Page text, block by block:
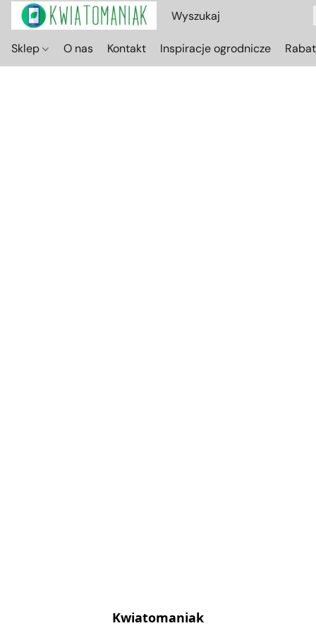
Sklep O nas Kontakt Inspiracje ogrodnicze
Kwiatomaniak